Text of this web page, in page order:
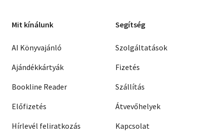
Mit kínálunk
AI Könyvajánló
Ajándékkártyák
Bookline Reader
Előfizetés
Hírlevél feliratkozás
Segítség
Szolgáltatások
Fizetés
Szállítás
Átvevőhelyek
Kapcsolat